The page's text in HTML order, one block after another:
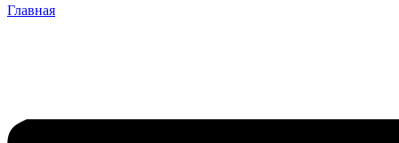
Главная